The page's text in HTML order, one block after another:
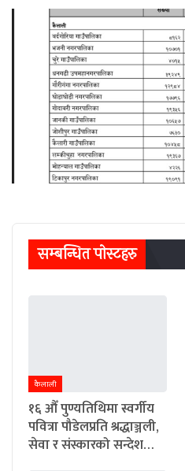
सम्बन्धित पाेस्टहरु
कैलाली
१६ औँ पुण्यतिथिमा स्वर्गीय
पवित्रा पौडेलप्रति श्रद्धाञ्जली,
सेवा र संस्कारको सन्देश…